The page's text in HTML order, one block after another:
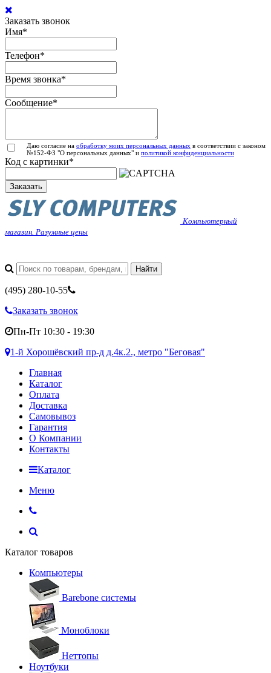
Заказать звонок
Имя*
Телефон*
Время звонка*
Сообщение*
Даю согласие на обработку моих персональных данных в соответствии с законом
№152-ФЗ "О персональных данных" и политикой конфиденциальности
Код с картинки*
Заказать
Компьютерный
магазин. Разумные цены
(495) 280-10-55
Заказать звонок
Пн-Пт 10:30 - 19:30
1-й Хорошёвский пр-д д.4к.2., метро "Беговая"
Главная
Каталог
Оплата
Доставка
Самовывоз
Гарантия
О Компании
Контакты
Каталог
Меню
Каталог товаров
Компьютеры
Barebone системы
Моноблоки
Неттопы
Ноутбуки